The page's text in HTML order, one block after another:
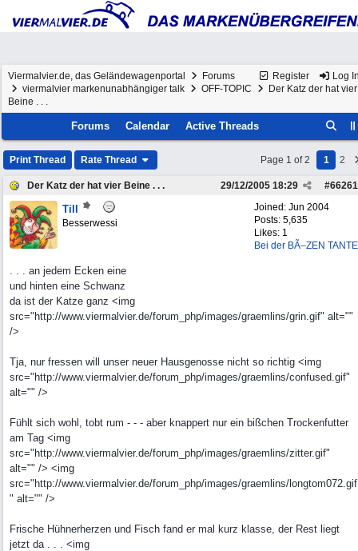
Register Log
Viermalvier.de, das Geländewagenportal
Forums
viermalvier markenunabhängiger talk
OFF-TOPIC
Der Katz der hat vier
Beine . . .
Forums Calendar Active Threads
Print Thread Rate Thread Page 1 of 2 1 2
Der Katz der hat vier Beine . . . #66261
29/12/2005 18:29
Joined: Jun 2004
Posts: 5,635
Likes: 1
Bei der BÃ–ZEN TANTE
Till
Besserwessi
. . . an jedem Ecken eine
und hinten eine Schwanz
da ist der Katze ganz <img
src="http://www.viermalvier.de/forum_php/images/graemlins/grin.gif" alt=""
/>
Tja, nur fressen will unser neuer Hausgenosse nicht so richtig <img
src="http://www.viermalvier.de/forum_php/images/graemlins/confused.gif"
alt="" />
Fühlt sich wohl, tobt rum - - - aber knappert nur ein bißchen Trockenfutter
am Tag <img
src="http://www.viermalvier.de/forum_php/images/graemlins/zitter.gif"
alt="" /> <img
src="http://www.viermalvier.de/forum_php/images/graemlins/longtom072.gif
" alt="" />
Frische Hühnerherzen und Fisch fand er mal kurz klasse, der Rest liegt
jetzt da . . . <img